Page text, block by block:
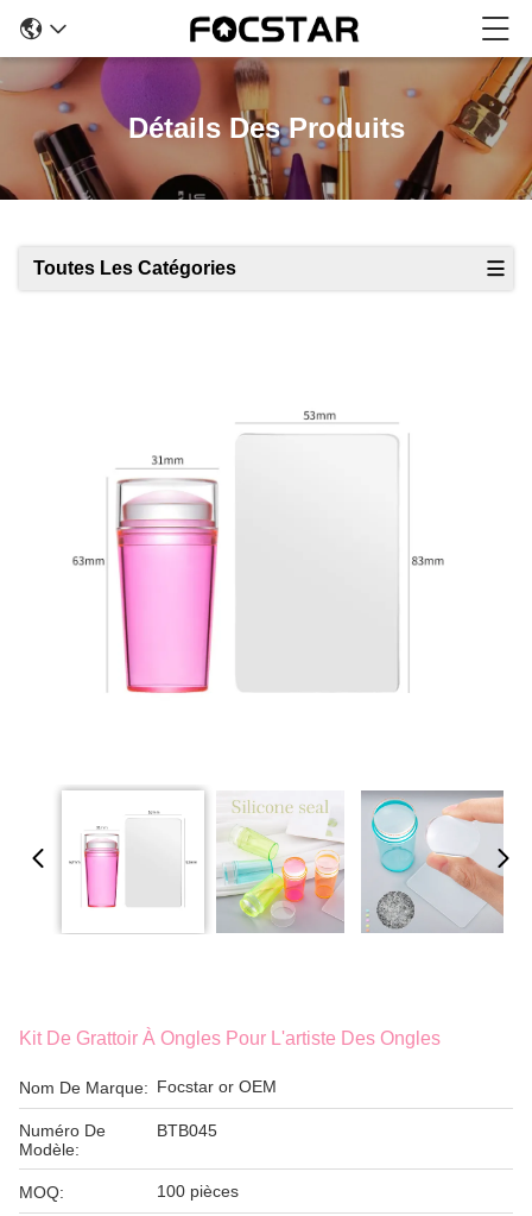
Détails Des Produits
Toutes Les Catégories
Kit De Grattoir À Ongles Pour L'artiste Des Ongles
Nom De Marque: Focstar or OEM
Numéro De
Modèle:
BTB045
MOQ: 100 pièces